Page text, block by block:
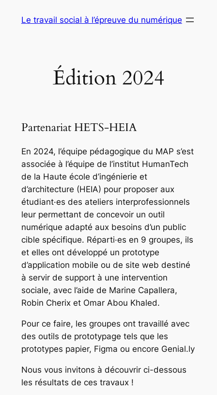
Le travail social à l’épreuve du numérique
Édition 2024
Partenariat HETS-HEIA
En 2024, l’équipe pédagogique du MAP s’est
associée à l’équipe de l’institut HumanTech
de la Haute école d’ingénierie et
d’architecture (HEIA) pour proposer aux
étudiant·es des ateliers interprofessionnels
leur permettant de concevoir un outil
numérique adapté aux besoins d’un public
cible spécifique. Réparti·es en 9 groupes, ils
et elles ont développé un prototype
d’application mobile ou de site web destiné
à servir de support à une intervention
sociale, avec l’aide de Marine Capallera,
Robin Cherix et Omar Abou Khaled.
Pour ce faire, les groupes ont travaillé avec
des outils de prototypage tels que les
prototypes papier, Figma ou encore Genial.ly
Nous vous invitons à découvrir ci-dessous
les résultats de ces travaux !